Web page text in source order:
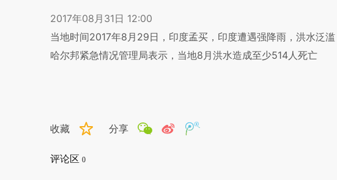
2017年08月31日 12:00
当地时间2017年8月29日，印度孟买，印度遭遇强降雨，洪水泛
哈尔邦紧急情况管理局表示，当地8月洪水造成至少514人死亡
收藏 分享
评论区 0